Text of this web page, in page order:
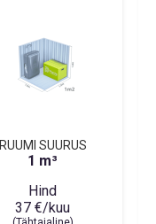
RUUMI SUURUS
1 m³
Hind
37 €/kuu